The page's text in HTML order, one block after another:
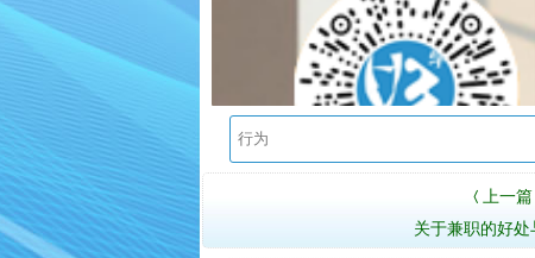
〈
上一篇
关于兼职的好处